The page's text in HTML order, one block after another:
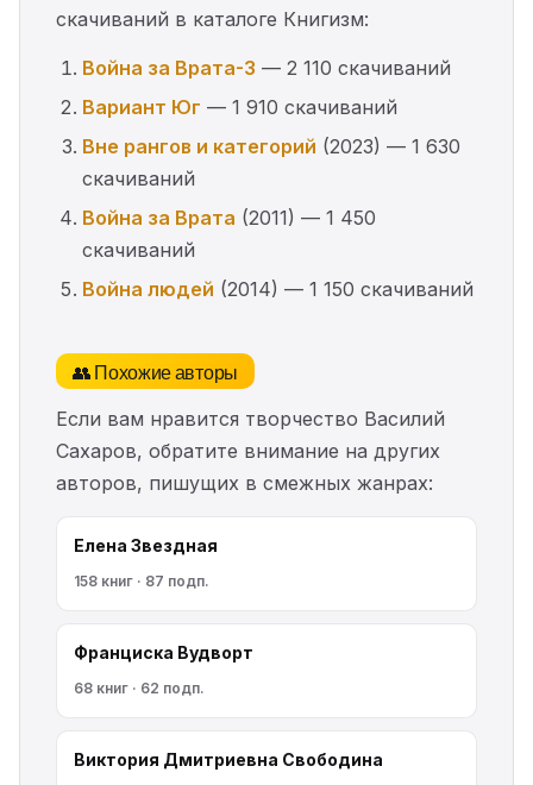
скачиваний в каталоге Книгизм:
Война за Врата-3 — 2 110 скачиваний
Вариант Юг — 1 910 скачиваний
Вне рангов и категорий (2023) — 1 630
скачиваний
Война за Врата (2011) — 1 450
скачиваний
Война людей (2014) — 1 150 скачиваний
👥 Похожие авторы
Если вам нравится творчество Василий
Сахаров, обратите внимание на других
авторов, пишущих в смежных жанрах:
Елена Звездная
158 книг · 87 подп.
Франциска Вудворт
68 книг · 62 подп.
Виктория Дмитриевна Свободина